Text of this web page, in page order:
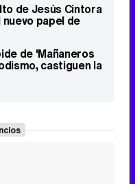
de Jesús Cintora
papel de
de 'Mañaneros
castiguen la